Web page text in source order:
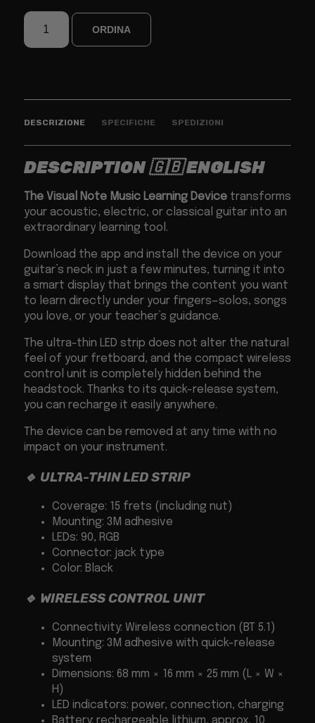
ORDINA
DESCRIZIONE SPECIFICHE SPEDIZIONI
DESCRIPTION🇬🇧 ENGLISH
The Visual Note Music Learning Devicetransforms
your acoustic, electric, or classical guitar into an
extraordinary learning tool.
Download the app and install the device on your
guitar’s neck in just a few minutes, turning it into
a smart display that brings the content you want
to learn directly under your fingers—solos, songs
you love, or your teacher’s guidance.
The ultra-thin LED strip does not alter the natural
feel of your fretboard, and the compact wireless
control unit is completely hidden behind the
headstock. Thanks to its quick-release system,
you can recharge it easily anywhere.
The device can be removed at any time with no
impact on your instrument.
🔹 ULTRA-THIN LED STRIP
Coverage: 15 frets (including nut)
Mounting: 3M adhesive
LEDs: 90, RGB
Connector: jack type
Color: Black
🔹 WIRELESS CONTROL UNIT
Connectivity: Wireless connection (BT 5.1)
Mounting: 3M adhesive with quick-release
system
Dimensions: 68 mm × 16 mm × 25 mm (L × W ×
H)
LED indicators: power, connection, charging
Battery: rechargeable lithium, approx. 10